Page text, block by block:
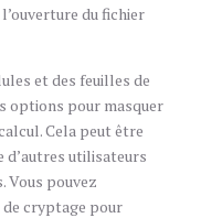
du fichier
et des feuilles de
options pour masquer
Cela peut être
d’autres utilisateurs
Vous pouvez
cryptage pour